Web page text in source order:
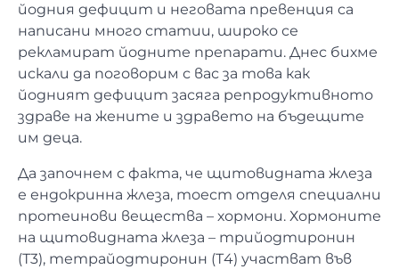
йодния дефицит и неговата превенция са
написани много статии, широко се
рекламират йодните препарати. Днес бихме
искали да поговорим с вас за това как
йодният дефицит засяга репродуктивното
здраве на жените и здравето на бъдещите
им деца.
Да започнем с факта, че щитовидната жлеза
е ендокринна жлеза, тоест отделя специални
протеинови вещества – хормони. Хормоните
на щитовидната жлеза – трийодтиронин
(Т3), тетрайодтиронин (Т4) участват във